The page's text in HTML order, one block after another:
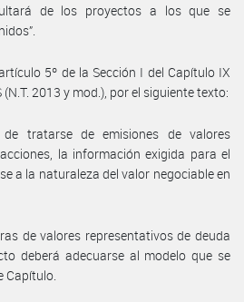
de los proyectos a los que se
5º de la Sección I del Capítulo IX
2013 y mod.), por el siguiente texto:
de tratarse de emisiones de valores
la información exigida para el
a la naturaleza del valor negociable en
de valores representativos de deuda
deberá adecuarse al modelo que se
Capítulo.